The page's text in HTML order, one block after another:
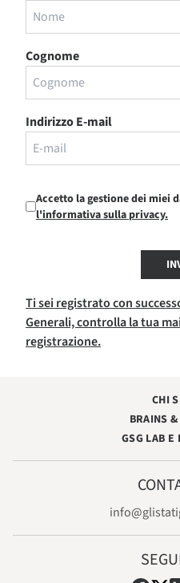
Cognome
Indirizzo E-mail
Accetto la gestione dei miei
l'informativa sulla privacy.
Ti sei registrato con
Generali, controlla la tua
registrazione.
CHI
BRAINS
GSG LAB E